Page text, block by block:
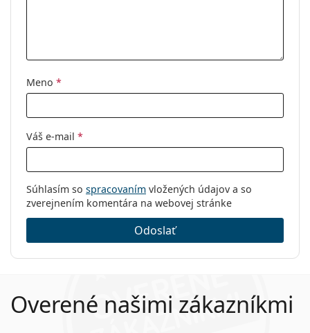
Meno *
Váš e-mail *
Súhlasím so spracovaním vložených údajov a so
zverejnením komentára na webovej stránke
Odoslať
Overené našimi zákazníkmi